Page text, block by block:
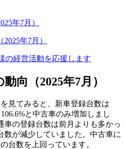
年7月）
年7月）
の経営活動を応援します
向（2025年7月）
見てみると、新車登録台数は
と中古車のみ増加しまし
車の登録台数は前月よりも多かっ
数が減少していました。中古車に
台数を上回っています。